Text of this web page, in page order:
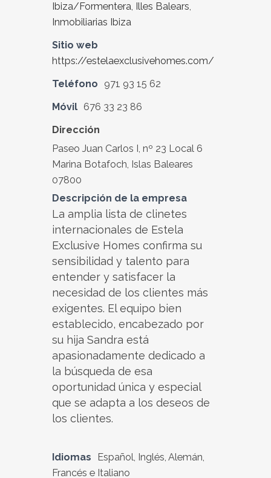
Ibiza/Formentera, Illes Balears,
Inmobiliarias Ibiza
Sitio web
https://estelaexclusivehomes.com/
Teléfono
971 93 15 62
Móvil 676 33 23 86
Dirección
Paseo Juan Carlos I, nº 23 Local 6
Marina Botafoch, Islas Baleares
07800
Descripción de la empresa
La amplia lista de clinetes
internacionales de Estela
Exclusive Homes confirma su
sensibilidad y talento para
entender y satisfacer la
necesidad de los clientes más
exigentes. El equipo bien
establecido, encabezado por
su hija Sandra está
apasionadamente dedicado a
la búsqueda de esa
oportunidad única y especial
que se adapta a los deseos de
los clientes.
Idiomas
Español, Inglés, Alemán,
Francés e Italiano